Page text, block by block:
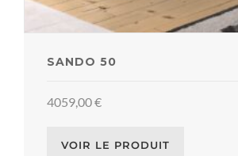
SANDO 50
4059,00€
VOIR LE PRODUIT